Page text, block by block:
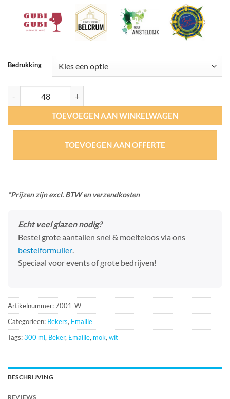
Bedrukking
TOEVOEGEN AAN WINKELWAGEN
TOEVOEGEN AAN OFFERTE
*Prijzen zijn excl. BTW en verzendkosten
Echt veel glazen nodig?
Bestel grote aantallen snel & moeiteloos via ons
bestelformulier.
Speciaal voor events of grote bedrijven!
Artikelnummer:7001-W
Categorieën: Bekers, Emaille
Tags:300 ml, Beker, Emaille, mok,wit
BESCHRIJVING
REVIEWS